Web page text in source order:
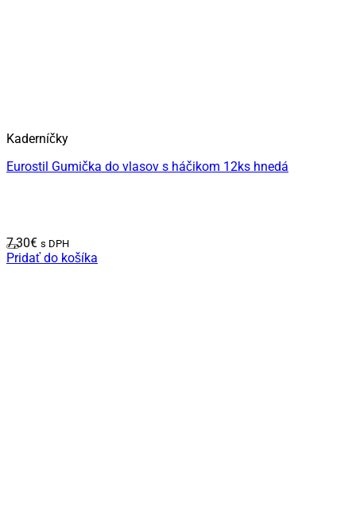
Kaderníčky
Eurostil Gumička do vlasov s háčikom 12ks hnedá
7,30€ s DPH
Pridať do košíka